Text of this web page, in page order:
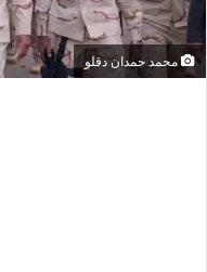
محمد حمدان دقلو